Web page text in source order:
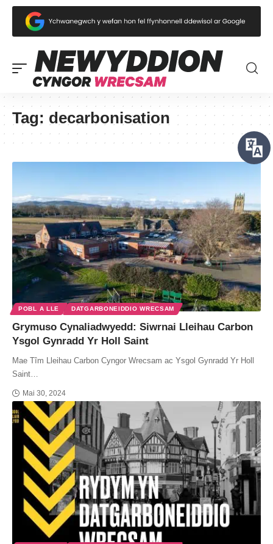
Tag: decarbonisation
POBL A LLE DATGARBONEIDDIO WRECSAM
Grymuso Cynaliadwyedd: Siwrnai Lleihau Carbon
Ysgol Gynradd Yr Holl Saint
Mae Tîm Lleihau Carbon Cyngor Wrecsam ac Ysgol Gynradd Yr Holl
Saint…
Mai 30, 2024